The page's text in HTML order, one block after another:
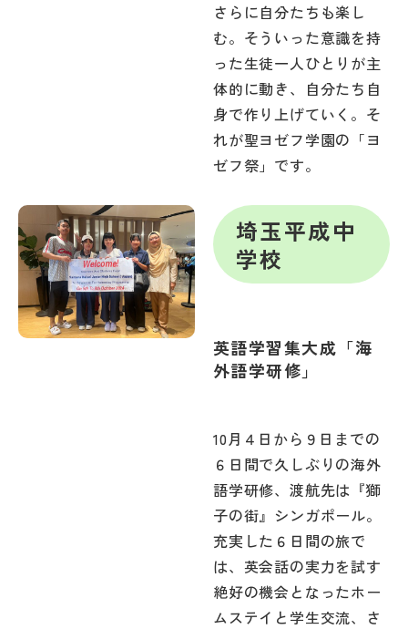
さらに自分たちも楽し
む。そういった意識を持
った生徒一人ひとりが主
体的に動き、自分たち自
身で作り上げていく。そ
れが聖ヨゼフ学園の「ヨ
ゼフ祭」です。
埼玉平成中
学校
英語学習集大成「海
外語学研修」
10月４日から９日までの
６日間で久しぶりの海外
語学研修、渡航先は『獅
子の街』シンガポール。
充実した６日間の旅で
は、英会話の実力を試す
絶好の機会となったホー
ムステイと学生交流、さ